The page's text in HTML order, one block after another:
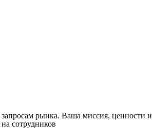
рынка. Ваша миссия,
сотрудников